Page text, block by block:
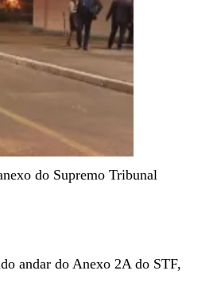
do Supremo Tribunal
andar do Anexo 2A do STF,